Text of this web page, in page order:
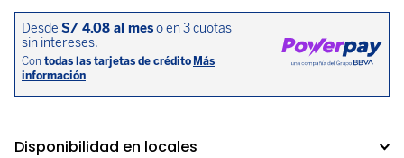
Disponibilidad en locales